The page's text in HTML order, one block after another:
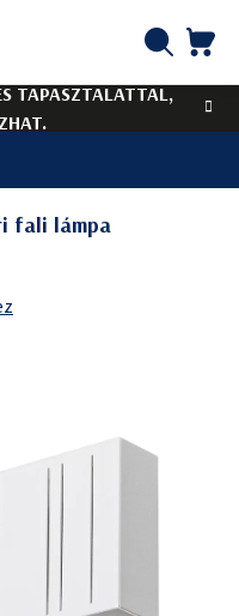
TAPASZTALATTAL,
fali lámpa